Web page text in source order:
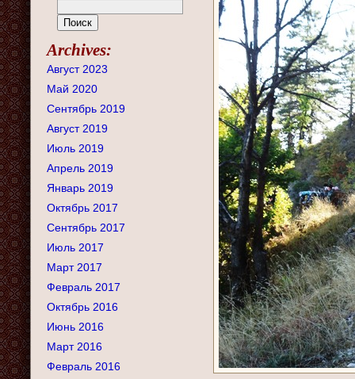
Archives:
Август 2023
Май 2020
Сентябрь 2019
Август 2019
Июль 2019
Апрель 2019
Январь 2019
Октябрь 2017
Сентябрь 2017
Июль 2017
Март 2017
Февраль 2017
Октябрь 2016
Июнь 2016
Март 2016
Февраль 2016